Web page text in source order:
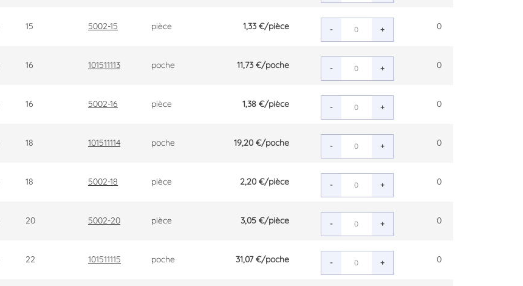
15 5002-15 pièce 1,33 €/pièce - + 0
16 101511113 poche 11,73 €/poche - + 0
16 5002-16 pièce 1,38 €/pièce - + 0
18 101511114 poche 19,20 €/poche - + 0
18 5002-18 pièce 2,20 €/pièce - + 0
20 5002-20 pièce 3,05 €/pièce - + 0
22 101511115 poche 31,07 €/poche - + 0